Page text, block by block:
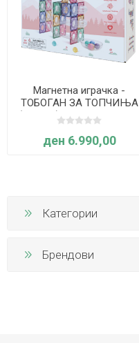
Магнетна играчка -
ТОБОГАН ЗА ТОПЧИЊА
(Пастел) - 110 елементи -
Cleverclixx
ден 6.990,00
Категории
Брендови